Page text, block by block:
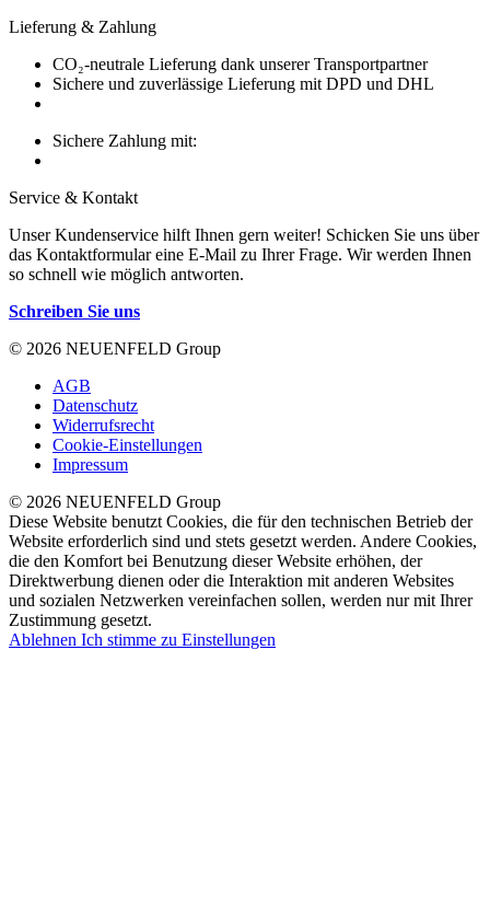
Lieferung & Zahlung
CO₂-neutrale Lieferung dank unserer Transportpartner
Sichere und zuverlässige Lieferung mit DPD und DHL
Sichere Zahlung mit:
Service & Kontakt
Unser Kundenservice hilft Ihnen gern weiter! Schicken Sie uns über
das Kontaktformular eine E-Mail zu Ihrer Frage. Wir werden Ihnen
so schnell wie möglich antworten.
Schreiben Sie uns
© 2026 NEUENFELD Group
AGB
Datenschutz
Widerrufsrecht
Cookie-Einstellungen
Impressum
© 2026 NEUENFELD Group
Diese Website benutzt Cookies, die für den technischen Betrieb der
Website erforderlich sind und stets gesetzt werden. Andere Cookies,
die den Komfort bei Benutzung dieser Website erhöhen, der
Direktwerbung dienen oder die Interaktion mit anderen Websites
und sozialen Netzwerken vereinfachen sollen, werden nur mit Ihrer
Zustimmung gesetzt.
Ablehnen Ich stimme zu Einstellungen